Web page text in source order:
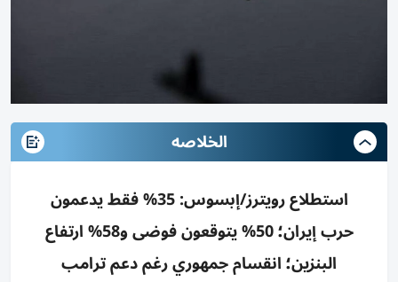
الخلاصه
استطلاع رويترز/إبسوس: 35% فقط يدعمون
حرب إيران؛ 50% يتوقعون فوضى و58% ارتفاع
البنزين؛ انقسام جمهوري رغم دعم ترامب